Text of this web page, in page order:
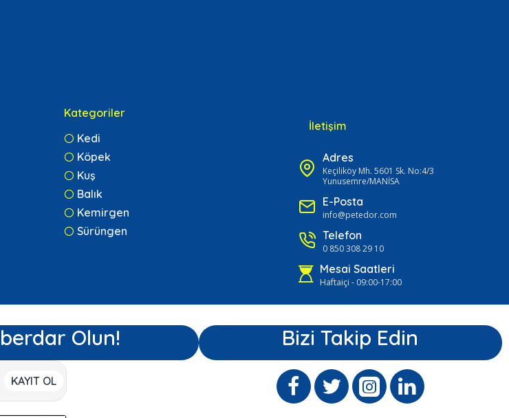
Kategoriler
Kedi
Köpek
Kuş
Balık
Kemirgen
Sürüngen
İletişim
Adres
Keçiliköy Mh. 5601 Sk. No:4/3
Yunusemre/MANİSA
E-Posta
info@petedor.com
Telefon
0 850 308 29 10
Mesai Saatleri
Haftaiçi - 09:00-17:00
Olun!
KAYIT OL
Bizi Takip Edin